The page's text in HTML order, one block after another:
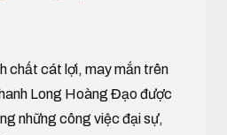
chất cát lợi, may mắn trên
Long Hoàng Đạo được
những công việc đại sự,